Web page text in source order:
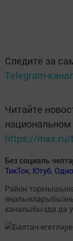
Следите за
Telegram-
Читайте
https://max.ru/
Без социаль
ТикТок, Ютуб,
Район
каналыбызда да